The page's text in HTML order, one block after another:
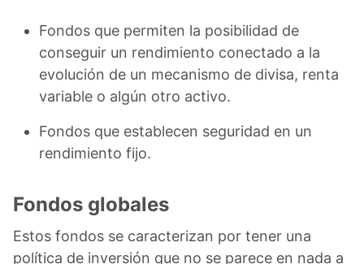
Fondos que permiten la posibilidad de
conseguir un rendimiento conectado a la
evolución de un mecanismo de divisa, renta
variable o algún otro activo.
Fondos que establecen seguridad en un
rendimiento fijo.
Fondos globales
Estos fondos se caracterizan por tener una
política de inversión que no se parece en nada a